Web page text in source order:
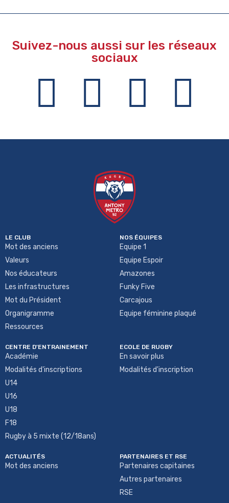
Suivez-nous aussi sur les réseaux
sociaux
LE CLUB
Mot des anciens
Valeurs
Nos éducateurs
Les infrastructures
Mot du Président
Organigramme
Ressources
NOS ÉQUIPES
Equipe 1
Equipe Espoir
Amazones
Funky Five
Carcajous
Equipe féminine plaqué
CENTRE D'ENTRAINEMENT
Académie
Modalités d'inscriptions
U14
U16
U18
F18
Rugby à 5 mixte (12/18ans)
ECOLE DE RUGBY
En savoir plus
Modalités d'inscription
ACTUALITÉS
Mot des anciens
PARTENAIRES ET RSE
Partenaires capitaines
Autres partenaires
RSE